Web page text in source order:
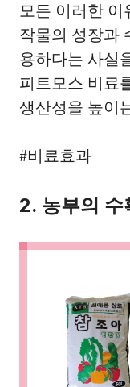
모든 이러한 이
작물의 성장과
용하다는 사실
피트모스 비료
생산성을 높이
#비료효과
2. 농부의 수